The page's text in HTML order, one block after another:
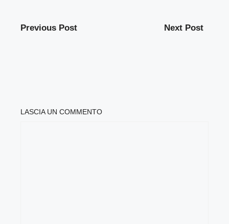
Previous Post Next Post
LASCIA UN COMMENTO